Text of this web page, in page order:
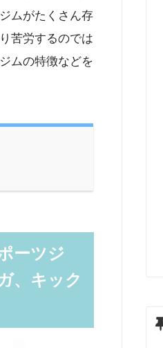
ムがたくさん存
苦労するのでは
ムの特徴などを
ーツジ
、キック